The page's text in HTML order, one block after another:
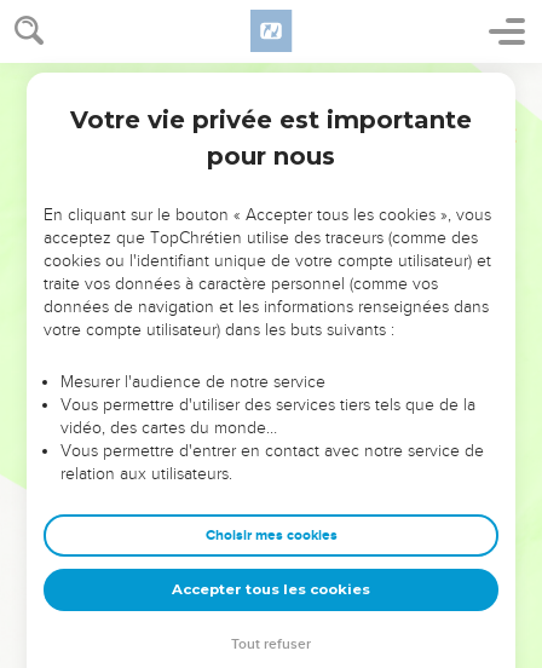
NE MANQUEZ PAS L’ÉVÉNEMENT
DE L’ANNÉE !
ET SI LEURS ERREURS POUVAIENT VOUS ÉVITER LES
VOTRES ?
leur foi ou leur vision. Mais on voit moins les doutes, les erreurs
et les saisons difficiles qu'ils ont traversés, alors même que ce
sont elles qui les ont façonnés.
Dans cette conférence, leaders, entrepreneurs, et responsables
clés pour avancer avec plus de sagesse afin que leurs erreurs
deviennent vos tremplins. Que vous guidiez un ministère, une
équipe, un groupe ou une famille, leur expérience est faite
pour vous.
Votre vie privée est importante
pour nous
En cliquant sur le bouton « Accepter tous les cookies », vous
acceptez que TopChrétien utilise des traceurs (comme des
cookies ou l'identifiant unique de votre compte utilisateur) et
traite vos données à caractère personnel (comme vos
données de navigation et les informations renseignées dans
votre compte utilisateur) dans les buts suivants :
Mesurer l'audience de notre service
Vous permettre d'utiliser des services tiers tels que de la
vidéo, des cartes du monde…
Vous permettre d'entrer en contact avec notre service de
relation aux utilisateurs.
Choisir mes cookies
Accepter tous les cookies
Tout refuser